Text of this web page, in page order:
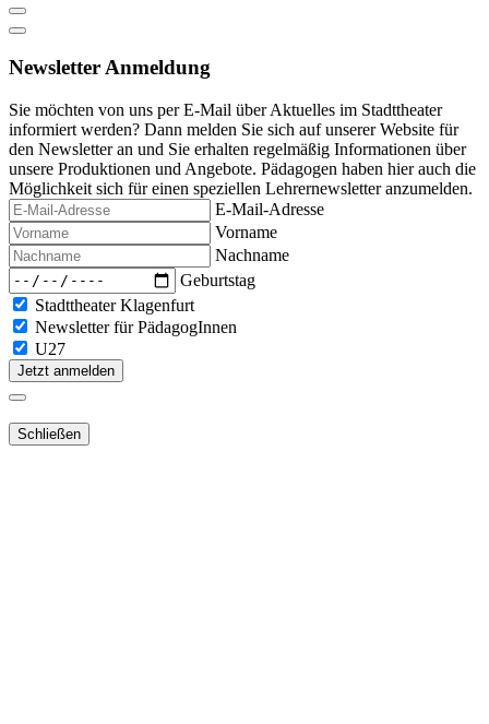
Newsletter Anmeldung
Sie möchten von uns per E-Mail über Aktuelles im Stadttheater
informiert werden? Dann melden Sie sich auf unserer Website für
den Newsletter an und Sie erhalten regelmäßig Informationen über
unsere Produktionen und Angebote. Pädagogen haben hier auch die
Möglichkeit sich für einen speziellen Lehrernewsletter anzumelden.
E-Mail-Adresse
Vorname
Nachname
Geburtstag
Stadttheater Klagenfurt
Newsletter für PädagogInnen
U27
Jetzt anmelden
Schließen